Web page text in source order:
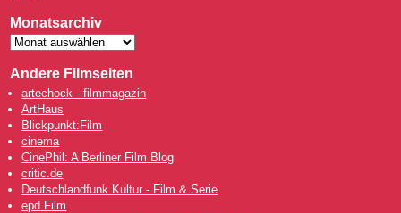
Monatsarchiv
Andere Filmseiten
artechock - filmmagazin
ArtHaus
Blickpunkt:Film
cinema
CinePhil: A Berliner Film Blog
critic.de
Deutschlandfunk Kultur - Film & Serie
epd Film